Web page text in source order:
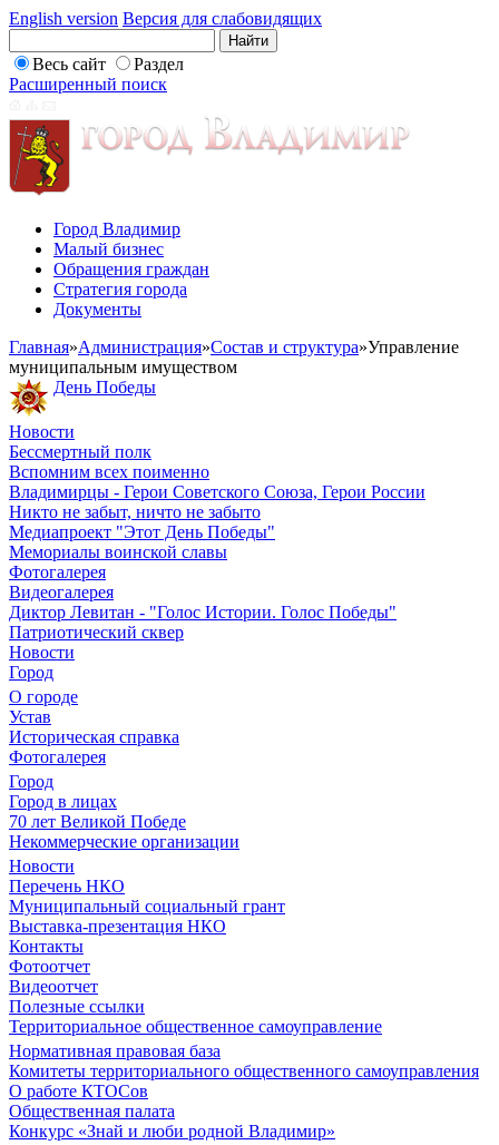
English version Версия для слабовидящих
Весь сайт
Раздел
Расширенный поиск
Город Владимир
Малый бизнес
Обращения граждан
Стратегия города
Документы
Главная»Администрация»Состав и структура»Управление
муниципальным имуществом
День Победы
Новости
Бессмертный полк
Вспомним всех поименно
Владимирцы - Герои Советского Союза, Герои России
Никто не забыт, ничто не забыто
Медиапроект "Этот День Победы"
Мемориалы воинской славы
Фотогалерея
Видеогалерея
Диктор Левитан - "Голос Истории. Голос Победы"
Патриотический сквер
Новости
Город
О городе
Устав
Историческая справка
Фотогалерея
Город
Город в лицах
70 лет Великой Победе
Некоммерческие организации
Новости
Перечень НКО
Муниципальный социальный грант
Выставка-презентация НКО
Контакты
Фотоотчет
Видеоотчет
Полезные ссылки
Территориальное общественное самоуправление
Нормативная правовая база
Комитеты территориального общественного самоуправления
О работе КТОСов
Общественная палата
Конкурс «Знай и люби родной Владимир»